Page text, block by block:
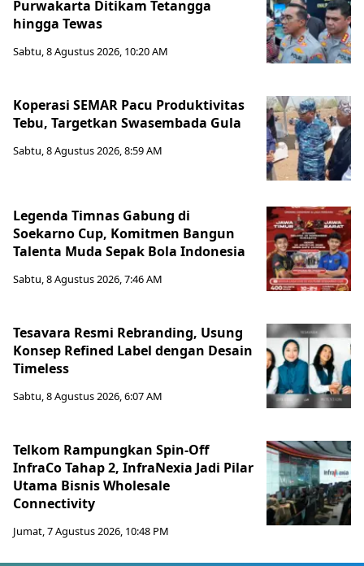
Purwakarta Ditikam Tetangga
hingga Tewas
Sabtu, 8 Agustus 2026, 10:20 AM
Koperasi SEMAR Pacu Produktivitas
Tebu, Targetkan Swasembada Gula
Sabtu, 8 Agustus 2026, 8:59 AM
Legenda Timnas Gabung di
Soekarno Cup, Komitmen Bangun
Talenta Muda Sepak Bola Indonesia
Sabtu, 8 Agustus 2026, 7:46 AM
Tesavara Resmi Rebranding, Usung
Konsep Refined Label dengan Desain
Timeless
Sabtu, 8 Agustus 2026, 6:07 AM
Telkom Rampungkan Spin-Off
InfraCo Tahap 2, InfraNexia Jadi Pilar
Utama Bisnis Wholesale
Connectivity
Jumat, 7 Agustus 2026, 10:48 PM